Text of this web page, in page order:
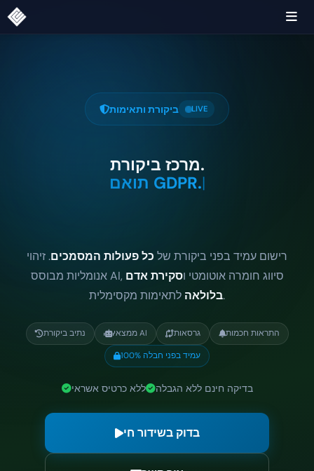
ביקורת ותאימות LIVE
מרכז ביקורת.
|
רישום עמיד בפני ביקורת של כל פעולות המסמכים. זיהוי
אנומליות מבוסס AI, סיווג חומרה אוטומטי וסקירת אדם
בלולאהלתאימות מקסימלית.
נתיב ביקורת ממצאי AI גרסאות התראות חכמות
100% עמיד בפני חבלה
ללא כרטיס אשראי בדיקה חינם ללא הגבלה
בדוק בשידור חי